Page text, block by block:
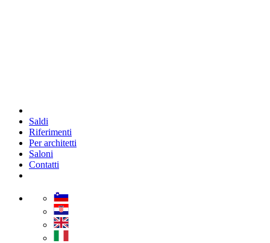
Saldi
Riferimenti
Per architetti
Saloni
Contatti